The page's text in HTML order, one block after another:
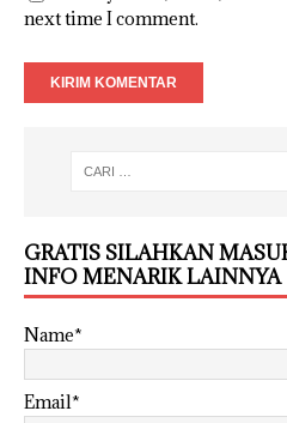
next time I comment.
GRATIS SILAHKAN
INFO MENARIK LAINNYA
Name*
Email*